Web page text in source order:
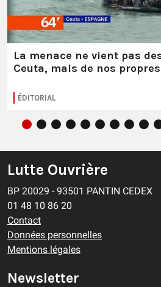
La menace ne vient pas
Ceuta, mais de nos
ÉDITORIAL
Lutte Ouvrière
BP 20029 - 93501 PANTIN CEDEX
01 48 10 86 20
Contact
Données personnelles
Mentions légales
Newsletter